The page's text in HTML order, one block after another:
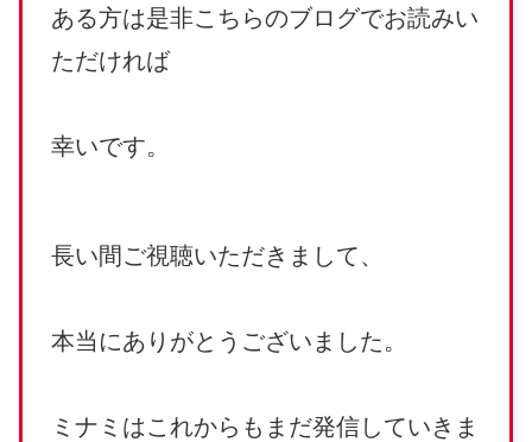
ある方は是非こちらのブログでお読みい
ただければ
幸いです。
長い間ご視聴いただきまして、
本当にありがとうございました。
ミナミはこれからもまだ発信していきま